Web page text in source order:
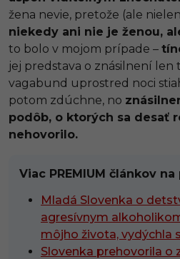
žena nevie, pretože (ale
niekedy ani nie je ženou,
to bolo v mojom prípade –
jej predstava o znásilnení len
vagabund uprostred noci
potom zdúchne, no
podôb, o ktorých sa desať
nehovorilo.
Viac PREMIUM článkov
Mladá Slovenka o
agresívnym
môjho života, vydýchla
Slovenka prehovorila o